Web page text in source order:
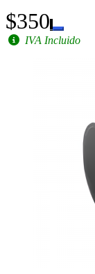
$350
IVA Incluido